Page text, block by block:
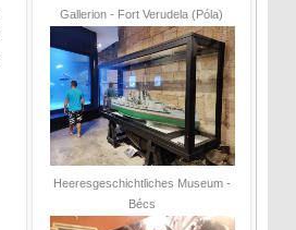
Gallerion - Fort Verudela (Póla)
Heeresgeschichtliches Museum -
Bécs